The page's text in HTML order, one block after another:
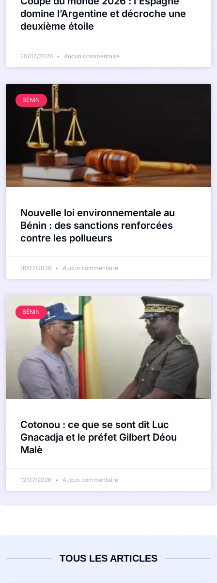
domine l’Argentine et décroche une
deuxième étoile
20/07/2026 Aucun commentaire
BÉNIN
Nouvelle loi environnementale au
Bénin : des sanctions renforcées
contre les pollueurs
16/07/2026 Aucun commentaire
BÉNIN
Cotonou : ce que se sont dit Luc
Gnacadja et le préfet Gilbert Déou
Malè
12/07/2026 Aucun commentaire
TOUS LES ARTICLES